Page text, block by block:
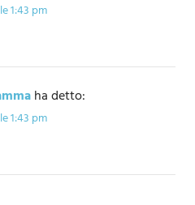
1:43 pm
ha detto:
1:43 pm